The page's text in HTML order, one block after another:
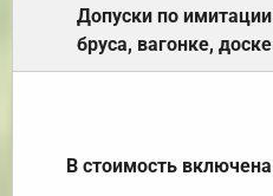
Допуски по имитации
бруса, вагонке, доске
В стоимость включена